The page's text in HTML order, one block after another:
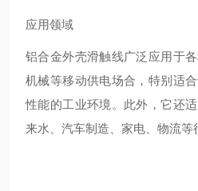
应用领域
铝合金外壳滑触线广泛应用于
机械等移动供电场合，特别适
性能的工业环境。此外，它还
来水、汽车制造、家电、物流等